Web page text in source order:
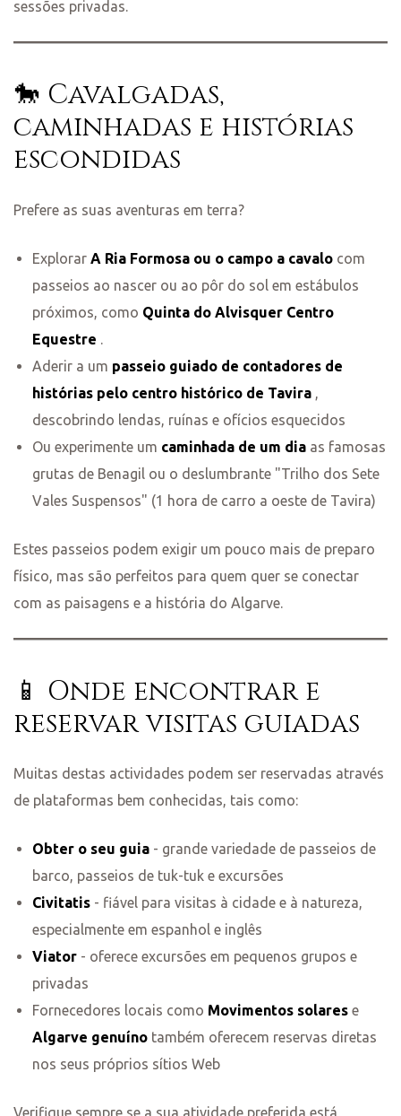
sessões privadas.
🐎 Cavalgadas,
caminhadas e histórias
escondidas
Prefere as suas aventuras em terra?
Explorar A Ria Formosa ou o campo a cavalocom
passeios ao nascer ou ao pôr do sol em estábulos
próximos, como Quinta do Alvisquer Centro
Equestre .
Aderir a um passeio guiado de contadores de
histórias pelo centro histórico de Tavira,
descobrindo lendas, ruínas e ofícios esquecidos
Ou experimente um caminhada de um diaas famosas
grutas de Benagil ou o deslumbrante "Trilho dos Sete
Vales Suspensos" (1 hora de carro a oeste de Tavira)
Estes passeios podem exigir um pouco mais de preparo
físico, mas são perfeitos para quem quer se conectar
com as paisagens e a história do Algarve.
📱 Onde encontrar e
reservar visitas guiadas
Muitas destas actividades podem ser reservadas através
de plataformas bem conhecidas, tais como:
Obter o seu guia - grande variedade de passeios de
barco, passeios de tuk-tuk e excursões
Civitatis - fiável para visitas à cidade e à natureza,
especialmente em espanhol e inglês
Viator - oferece excursões em pequenos grupos e
privadas
Fornecedores locais como Movimentos solarese
Algarve genuínotambém oferecem reservas diretas
nos seus próprios sítios Web
Verifique sempre se a sua atividade preferida está